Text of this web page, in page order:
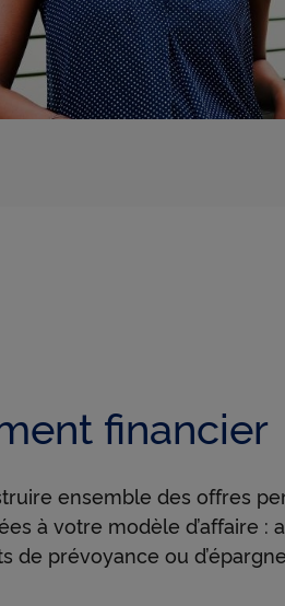
financier
ensemble des offres
à votre modèle d’affaire :
de prévoyance ou
et seuls les
un